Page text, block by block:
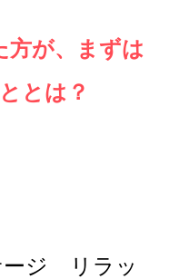
が、まずは
とは？
ージ リラッ